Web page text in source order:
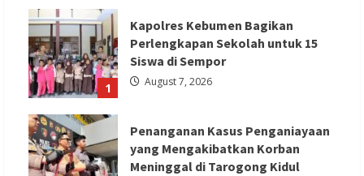
The
Wins
Persembahkan
Karya
Terbaru
untuk
Pecinta
Musik
Air
1
Kapolres Kebumen Bagikan
Perlengkapan Sekolah untuk 15
Siswa di Sempor
August 7, 2026
Penanganan Kasus Penganiayaan
yang Mengakibatkan Korban
Meninggal di Tarogong Kidul